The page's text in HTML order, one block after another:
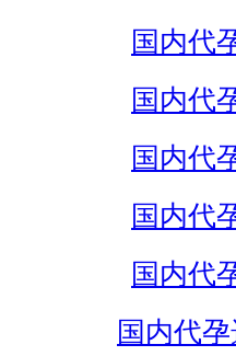
国内代
国内代
国内代
国内代
国内代
国内代